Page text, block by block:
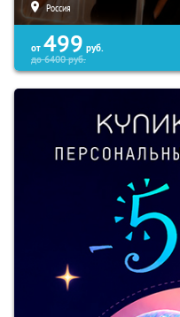
Россия
от 499 руб.
до6400руб.